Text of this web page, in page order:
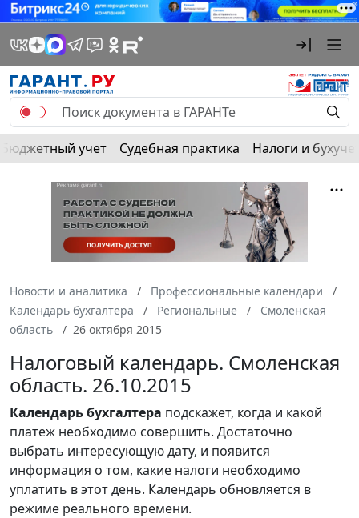
Бюджетный учет Судебная практика Налоги и
Новости и аналитика
Профессиональные календари
Календарь бухгалтера
Региональные
Смоленская
область
26 октября 2015
Налоговый календарь. Смоленская
область. 26.10.2015
Календарьбухгалтера подскажет, когда и какой
платеж необходимо совершить. Достаточно
выбрать интересующую дату, и появится
информация о том, какие налоги необходимо
уплатить в этот день. Календарь обновляется в
режиме реального времени.